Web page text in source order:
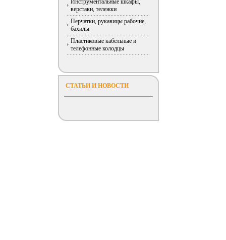
Инструментальные шкафы,
верстаки, тележки
Перчатки, рукавицы рабочие,
бахилы
Пластиковые кабельные и
телефонные колодцы
СТАТЬИ И НОВОСТИ